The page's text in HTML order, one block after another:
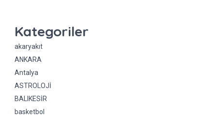
Kategoriler
akaryakıt
ANKARA
Antalya
ASTROLOJİ
BALIKESİR
basketbol